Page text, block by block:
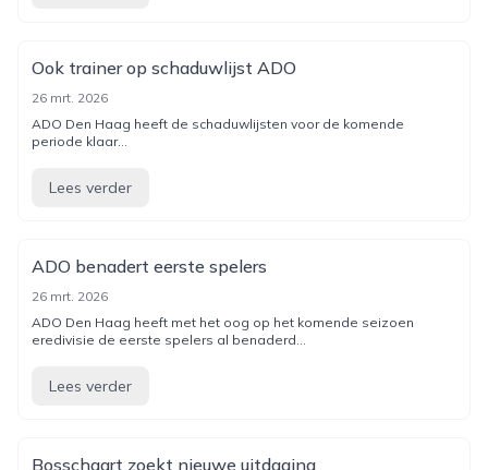
Ook trainer op schaduwlijst ADO
26 mrt. 2026
ADO Den Haag heeft de schaduwlijsten voor de komende
periode klaar...
Lees verder
ADO benadert eerste spelers
26 mrt. 2026
ADO Den Haag heeft met het oog op het komende seizoen
eredivisie de eerste spelers al benaderd...
Lees verder
Bosschaart zoekt nieuwe uitdaging